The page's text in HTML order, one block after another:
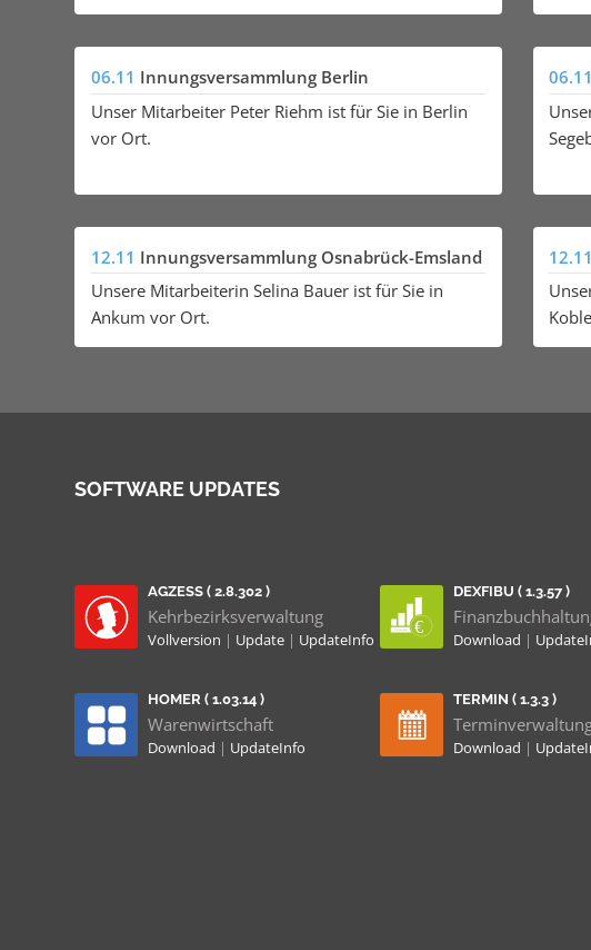
06.11 Innungsversammlung Berlin
Unser Mitarbeiter Peter Riehm ist für Sie in Berlin
vor Ort.
06.11
12.11 Innungsversammlung Osnabrück-Emsland
Unsere Mitarbeiterin Selina Bauer ist für Sie in
Ankum vor Ort.
12.11
SOFTWARE UPDATES
AGZESS ( 2.8.302 )
Kehrbezirksverwaltung
Vollversion | Update | UpdateInfo
DEXFIBU ( 1.3.57 )
Download |
HOMER ( 1.03.14 )
Warenwirtschaft
Download | UpdateInfo
TERMIN ( 1.3.3 )
Download |